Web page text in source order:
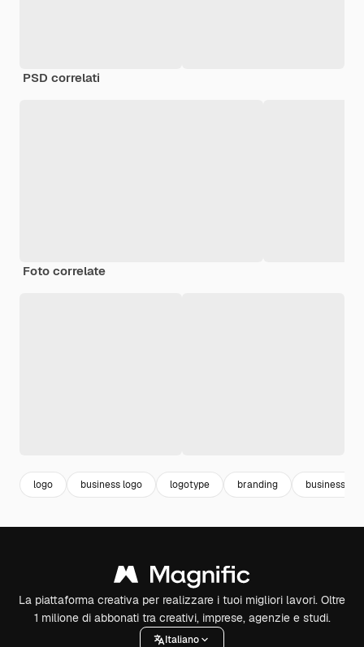
PSD correlati
Foto correlate
logo business logo logotype branding business
La piattaforma creativa per realizzare i tuoi migliori lavori. Oltre
1 milione di abbonati tra creativi, imprese, agenzie e studi.
Italiano